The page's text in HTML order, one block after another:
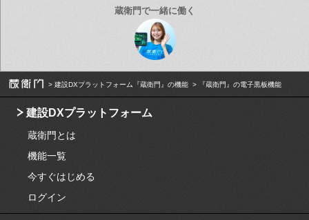
建設DXプラットフォーム『蔵衛門』の機能 『蔵衛門』の電子黒板機能
建設DXプラットフォーム
蔵衛門とは
機能一覧
今すぐはじめる
ログイン